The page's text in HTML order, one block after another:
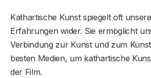
Kathartische Kunst spiegelt oft
Erfahrungen wider. Sie ermöglicht
Verbindung zur Kunst und zum
besten Medien, um kathartische
der Film.